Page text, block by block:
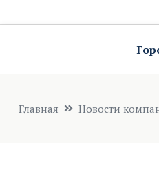
Главная Новости